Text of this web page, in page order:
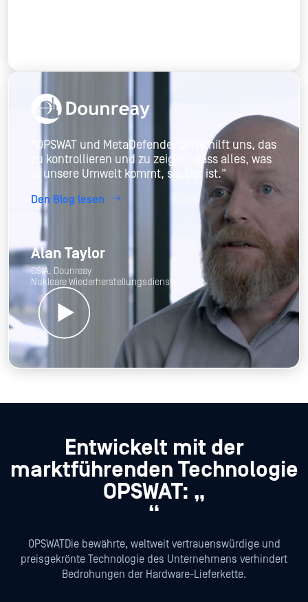
“OPSWAT und MetaDefender Drive hilft uns, das
zu kontrollieren und zu zeigen, dass alles, was
in unsere Umwelt kommt, sauber ist."
Den Blog lesen
Alan Taylor
CSIA, Dounreay
Nukleare Wiederherstellungsdienste
Entwickelt mit der
marktführenden Technologie
OPSWAT: „
“
OPSWATDie bewährte, weltweit vertrauenswürdige und
preisgekrönte Technologie des Unternehmens verhindert
Bedrohungen der Hardware-Lieferkette.